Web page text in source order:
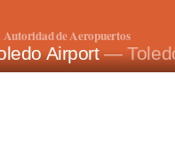
de Aeropuertos
Airport—